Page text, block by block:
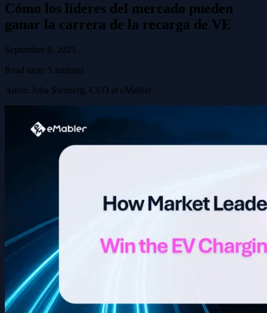
Cómo los líderes del mercado pueden
ganar la carrera de la recarga de VE
September 8, 2025
Read time: 5 minutes
Autor: Juha Stenberg, CEO at eMabler